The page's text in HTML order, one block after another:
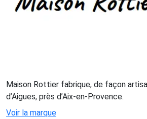
Maison Rottier fabrique, de façon
d’Aigues, près d’Aix-en-Provence.
Voir la marque